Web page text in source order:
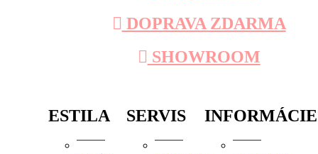
DOPRAVA ZDARMA
SHOWROOM
ESTILA SERVIS INFORMÁCIE